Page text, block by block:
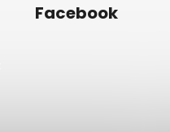
Facebook